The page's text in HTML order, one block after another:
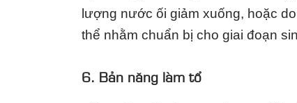
lượng nước ối giảm xuống, hoặc do
thể nhằm chuẩn bị cho giai đoạn
6. Bản năng làm tổ